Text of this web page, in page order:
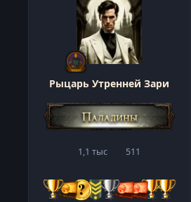
Рыцарь Утренней Зари
1,1 тыссообщения
511Репутация